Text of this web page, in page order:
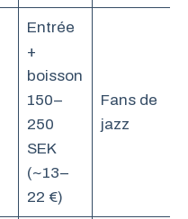
Entrée
+
boisson
150–
250
SEK
(~13–
22 €)
Fans de
jazz